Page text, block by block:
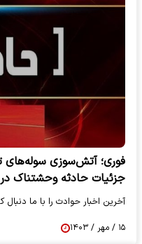
فوری؛ آتش‌سوزی سوله‌های
جزئیات حادثه وحشتناک
آخرین اخبار حوادث را با ما دنبال
۱۵ / مهر / ۱۴۰۳